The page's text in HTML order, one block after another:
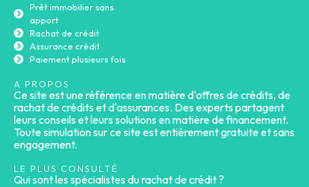
Prêt immobilier sans
apport
Rachat de crédit
Assurance crédit
Paiement plusieurs fois
A PROPOS
Ce site est une référence en matière d'offres de crédits, de
rachat de crédits et d'assurances. Des experts partagent
leurs conseils et leurs solutions en matière de financement.
Toute simulation sur ce site est entièrement gratuite et sans
engagement.
LE PLUS CONSULTÉ
Qui sont les spécialistes du rachat de crédit ?